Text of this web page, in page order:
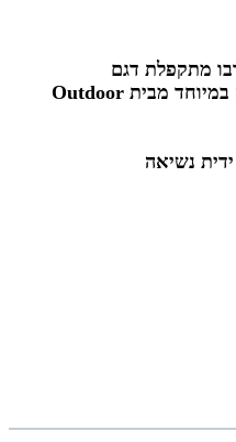
מתקפלת דגם
VOLCANO בעלת עוצמה חזקה במיוחד מבית Outdoor
נשיאה